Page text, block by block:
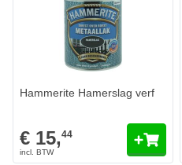
Op voorraad
Kleur
In mijn
Hammerite Hamerslag verf
€ 15,44